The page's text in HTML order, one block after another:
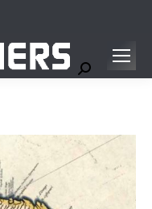
Search: